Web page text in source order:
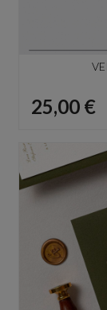
Precio
25,00 €